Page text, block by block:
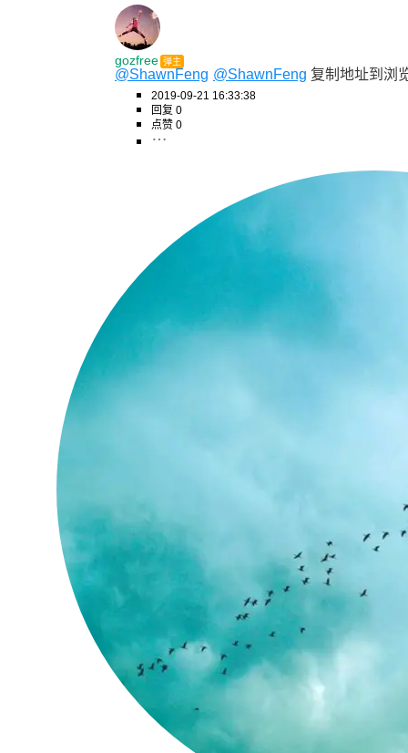
gozfree 弹主
@ShawnFeng @ShawnFeng 复制地址到浏
2019-09-21 16:33:38
回复 0
点赞 0